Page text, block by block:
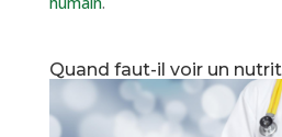
Quand faut-il voir un